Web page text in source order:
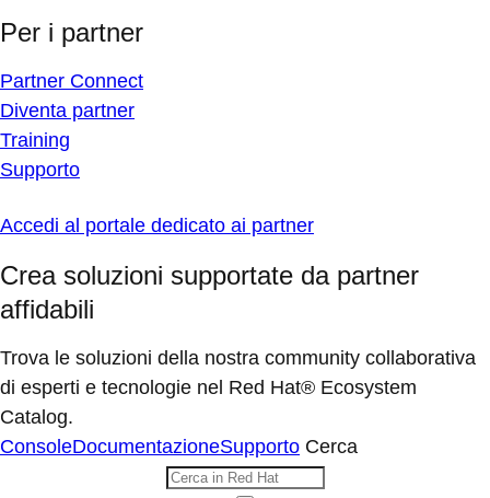
Per i partner
Partner Connect
Diventa partner
Training
Supporto
Accedi al portale dedicato ai partner
Crea soluzioni supportate da partner
affidabili
Trova le soluzioni della nostra community collaborativa
di esperti e tecnologie nel Red Hat® Ecosystem
Catalog.
ConsoleDocumentazioneSupporto Cerca